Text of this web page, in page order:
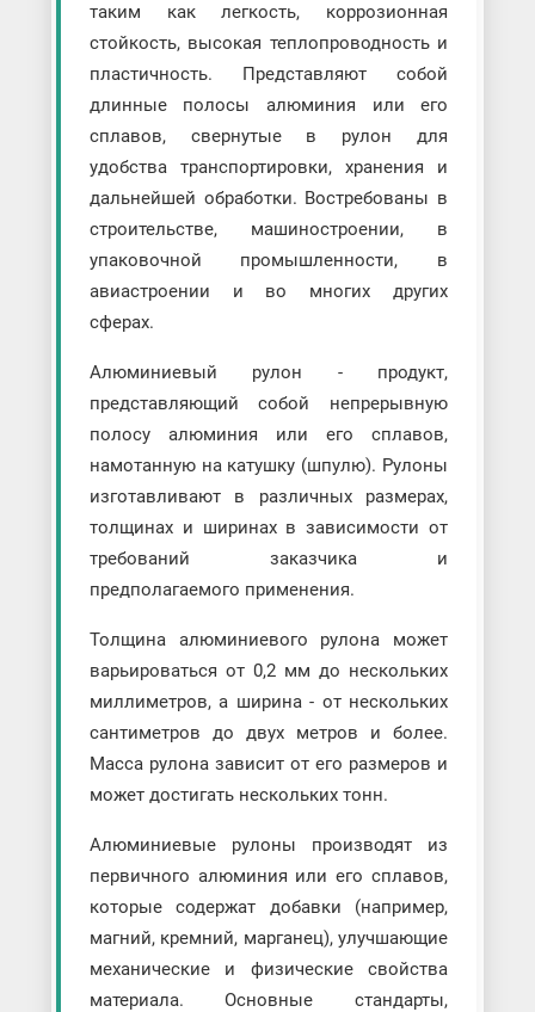
таким как легкость, коррозионная
стойкость, высокая теплопроводность и
пластичность. Представляют собой
длинные полосы алюминия или его
сплавов, свернутые в рулон для
удобства транспортировки, хранения и
дальнейшей обработки. Востребованы в
строительстве, машиностроении, в
упаковочной промышленности, в
авиастроении и во многих других
сферах.
Алюминиевый рулон - продукт,
представляющий собой непрерывную
полосу алюминия или его сплавов,
намотанную на катушку (шпулю). Рулоны
изготавливают в различных размерах,
толщинах и ширинах в зависимости от
требований заказчика и
предполагаемого применения.
Толщина алюминиевого рулона может
варьироваться от 0,2 мм до нескольких
миллиметров, а ширина - от нескольких
сантиметров до двух метров и более.
Масса рулона зависит от его размеров и
может достигать нескольких тонн.
Алюминиевые рулоны производят из
первичного алюминия или его сплавов,
которые содержат добавки (например,
магний, кремний, марганец), улучшающие
механические и физические свойства
материала. Основные стандарты,